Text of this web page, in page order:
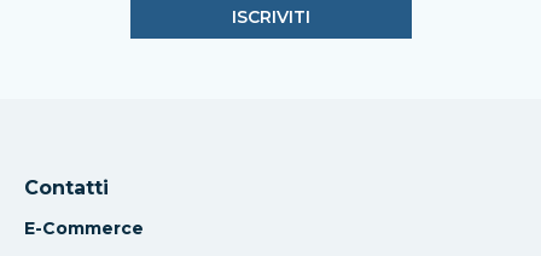
Contatti
E-Commerce